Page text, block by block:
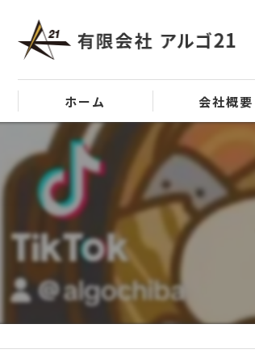
ホーム 会社概要
代表挨拶
ビジョン
事業案内